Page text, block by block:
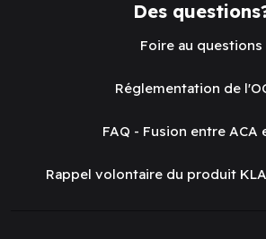
Des
Foire au questions
Réglementation de
FAQ - Fusion entre ACA
Rappel volontaire du produit